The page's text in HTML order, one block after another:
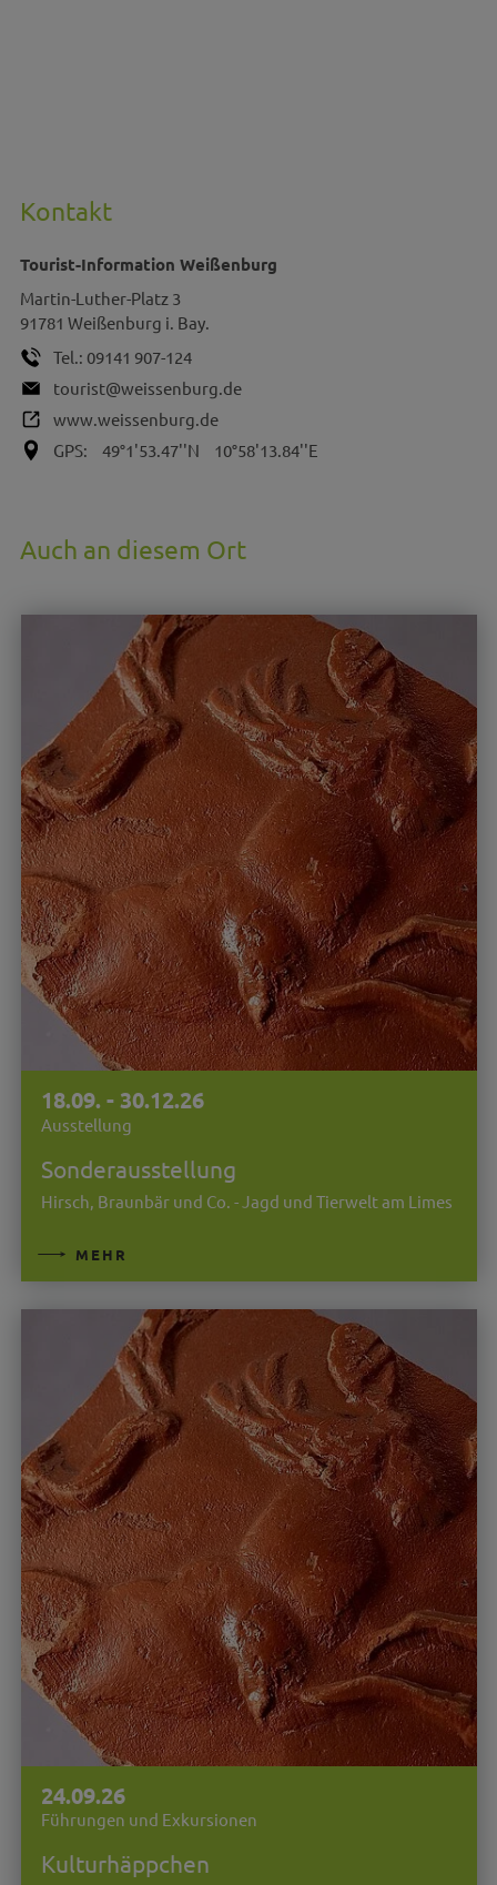
Kontakt
Tourist-Information Weißenburg
Martin-Luther-Platz 3
91781 Weißenburg i. Bay.
Tel.: 09141 907-124
tourist@weissenburg.de
www.weissenburg.de
GPS:
49°1'53.47''N 10°58'13.84''E
Auch an diesem Ort
18.09. - 30.12.26
Ausstellung
Sonderausstellung
Hirsch, Braunbär und Co. - Jagd und Tierwelt am Limes
MEHR
24.09.26
Führungen und Exkursionen
Kulturhäppchen